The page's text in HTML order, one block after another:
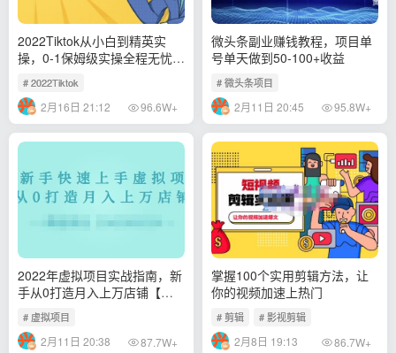
2022Tiktok从小白到精英实
操，0-1保姆级实操全程无忧，
# 2022Tiktok
2月16日 21:12 96.6W+
微头条副业赚钱教程，项目单
号单天做到50-100+收益
# 微头条项目
2月11日 20:45 95.8W+
2022年虚拟项目实战指南，新
手从0打造月入上万店铺【视
频课程】
# 虚拟项目
2月11日 20:38 87.7W+
掌握100个实用剪辑方法，让
你的视频加速上热门
# 剪辑 # 影视剪辑
2月8日 19:13 86.7W+